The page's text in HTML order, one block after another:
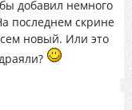
добавил немного
последнем скрине
новый. Или это